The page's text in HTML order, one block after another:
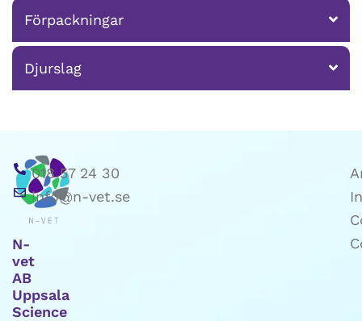
Förpackningar
Djurslag
N-
vet
AB
Uppsala
Science
018 57 24 30
info@n-vet.se